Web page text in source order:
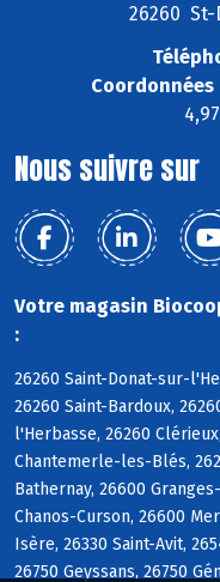
26260
Coordonnées
Nous suivre sur
Votre magasin
:
26260 Saint-Donat-sur-
26260 Saint-Bardoux,
l'Herbasse, 26260
Chantemerle-les-Blés,
Bathernay, 26600
Chanos-Curson, 26600
Isère, 26330 Saint-Avit,
26750 Geyssans, 26750